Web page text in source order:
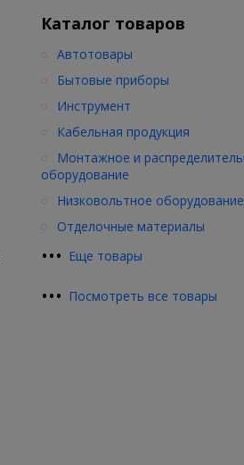
Каталог товаров
••• Еще товары
Автотовары
Бытовые приборы
Инструмент
Кабельная продукция
Монтажное и
оборудование
Низковольтное оборудование
Отделочные материалы
••• Посмотреть все товары